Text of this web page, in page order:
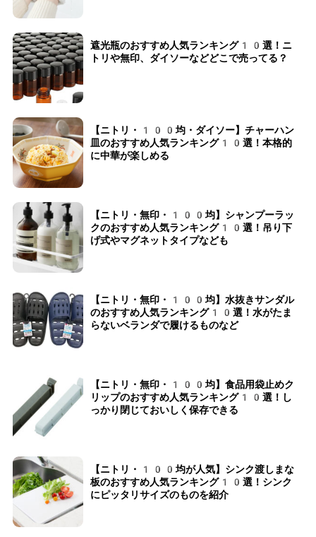
遮光瓶のおすすめ人気ランキング10選！ニ
トリや無印、ダイソーなどどこで売ってる？
【ニトリ・100均・ダイソー】チャーハン
皿のおすすめ人気ランキング10選！本格的
に中華が楽しめる
【ニトリ・無印・100均】シャンプーラッ
クのおすすめ人気ランキング10選！吊り下
げ式やマグネットタイプなども
【ニトリ・無印・100均】水抜きサンダル
のおすすめ人気ランキング10選！水がたま
らないベランダで履けるものなど
【ニトリ・無印・100均】食品用袋止めク
リップのおすすめ人気ランキング10選！し
っかり閉じておいしく保存できる
【ニトリ・100均が人気】シンク渡しまな
板のおすすめ人気ランキング10選！シンク
にピッタリサイズのものを紹介